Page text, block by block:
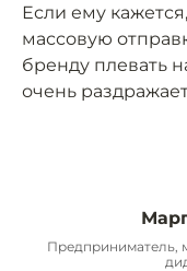
Если ему
массовую
бренду плевать
очень
Предприниматель,